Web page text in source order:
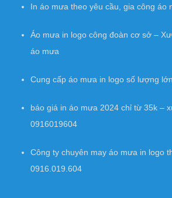
In áo mưa theo yêu cầu, gia công áo
Áo mưa in logo công đoàn cơ sở –
áo mưa
Cung cấp áo mưa in logo số lượng
báo giá in áo mưa 2024 chỉ từ 35k –
0916019604
Công ty chuyên may áo mưa in logo
0916.019.604